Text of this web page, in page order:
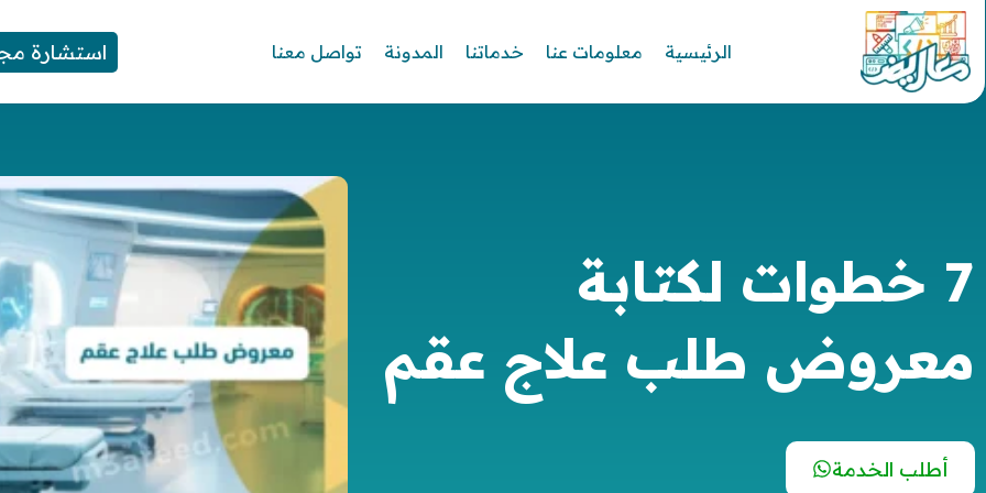
الرئيسية معلومات عنا خدماتنا المدونة تواصل معنا استشارة
7 خطوات لكتابة
معروض طلب علاج عقم
أطلب الخدمة